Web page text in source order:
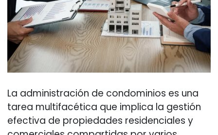
La administración de condominios es una
tarea multifacética que implica la gestión
efectiva de propiedades residenciales y